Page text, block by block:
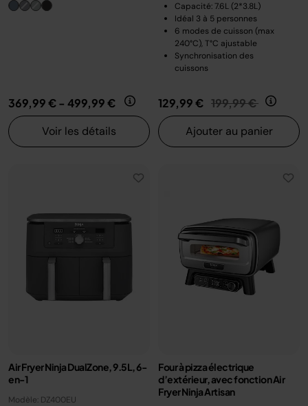
369,99 €- 499,99 €
Voir les détails
Capacité: 7.6L (2*3.8L)
Idéal 3 à 5 personnes
6 modes de cuisson (max
240°C), T°C ajustable
Synchronisation des
cuissons
129,99 € Prix réduit de
199,99 € au
Ajouter au panier
Air Fryer Ninja DualZone, 9.5L, 6-
en-1
Modèle: DZ400EU
Four à pizza électrique
d’extérieur, avec fonction Air
Fryer Ninja Artisan